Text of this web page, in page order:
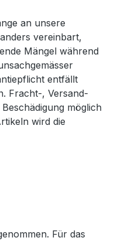
an unsere
vereinbart,
Mängel während
entfällt
Fracht-, Versand-
möglich
wird die
Für das